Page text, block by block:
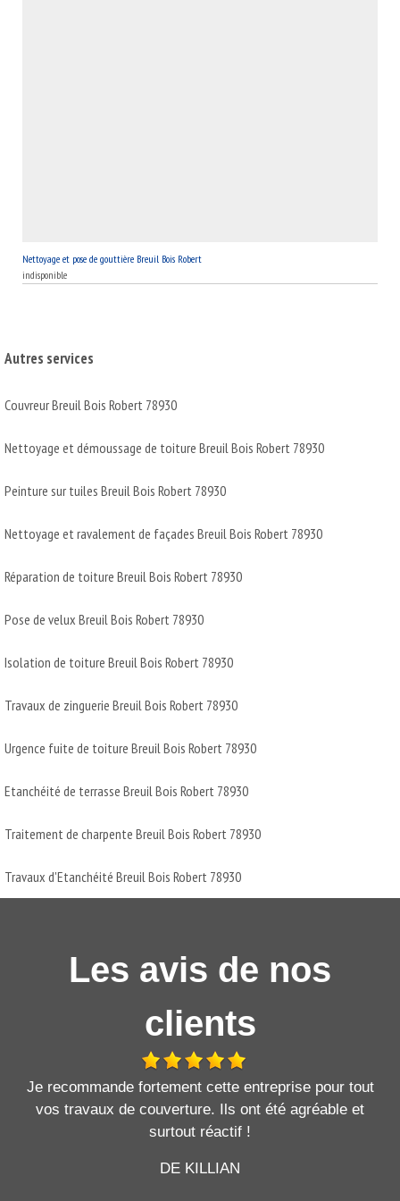
Nettoyage et pose de gouttière Breuil Bois Robert
indisponible
Autres services
Couvreur Breuil Bois Robert 78930
Nettoyage et démoussage de toiture Breuil Bois Robert 78930
Peinture sur tuiles Breuil Bois Robert 78930
Nettoyage et ravalement de façades Breuil Bois Robert 78930
Réparation de toiture Breuil Bois Robert 78930
Pose de velux Breuil Bois Robert 78930
Isolation de toiture Breuil Bois Robert 78930
Travaux de zinguerie Breuil Bois Robert 78930
Urgence fuite de toiture Breuil Bois Robert 78930
Etanchéité de terrasse Breuil Bois Robert 78930
Traitement de charpente Breuil Bois Robert 78930
Travaux d'Etanchéité Breuil Bois Robert 78930
Les avis de nos
clients
Je recommande fortement cette entreprise pour tout
vos travaux de couverture. Ils ont été agréable et
surtout réactif !
DE KILLIAN